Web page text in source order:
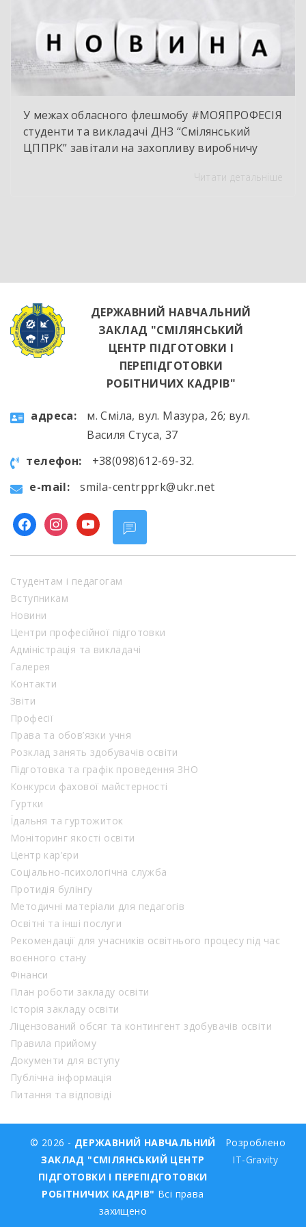
У межах обласного флешмобу #МОЯПРОФЕСІЯ
студенти та викладачі ДНЗ “Смілянський
ЦППРК” завітали на захопливу виробничу
НВК “Лідер”. Світлі кахлі, інноваційне
висококваліфікованих майбутніх фахівцях. […]
Читати детальніше
ДЕРЖАВНИЙ НАВЧАЛЬНИЙ
ЗАКЛАД "СМІЛЯНСЬКИЙ
ЦЕНТР ПІДГОТОВКИ І
ПЕРЕПІДГОТОВКИ
РОБІТНИЧИХ КАДРІВ"
aдресa:
м. Сміла, вул. Мазура, 26; вул.
Василя Стуса, 37
телефон:
+38(098)612-69-32.
e-mail:
smila-centrpprk@ukr.net
facebookinstagram
youtube
Студентам і педагогам
Вступникам
Новини
Центри професійної підготовки
Адміністрація та викладачі
Галерея
Контакти
Звіти
Професії
Права та обов’язки учня
Розклад занять здобувачів освіти
Підготовка та графік проведення ЗНО
Конкурси фахової майстерності
Гуртки
Їдальня та гуртожиток
Моніторинг якості освіти
Центр кар’єри
Соціально-психологічна служба
Протидія булінгу
Методичні матеріали для педагогів
Освітні та інші послуги
Рекомендації для учасників освітнього процесу під час
воєнного стану
Фінанси
План роботи закладу освіти
Історія закладу освіти
Ліцензований обсяг та контингент здобувачів освіти
Правила прийому
Документи для вступу
Публічна інформація
Питання та відповіді
© 2026 - ДЕРЖАВНИЙ НАВЧАЛЬНИЙ
ЗАКЛАД "СМІЛЯНСЬКИЙ ЦЕНТР
ПІДГОТОВКИ І ПЕРЕПІДГОТОВКИ
РОБІТНИЧИХ КАДРІВ" Всі права
захищено
Розроблено
IT-Gravity